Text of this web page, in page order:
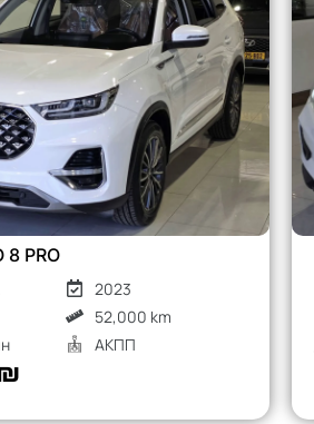
2018
136,000 km
АКПП